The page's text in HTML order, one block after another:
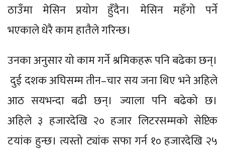
ठाउँमा मेसिन प्रयोग हुँदैन। मेसिन महँगो पर्ने
भएकाले धेरै काम हातैले गरिन्छ।
उनका अनुसार यो काम गर्ने श्रमिकहरू पनि बढेका छन्।
दुई दशक अघिसम्म तीन–चार सय जना थिए भने अहिले
आठ सयभन्दा बढी छन्। ज्याला पनि बढेको छ।
अहिले ३ हजारदेखि २० हजार लिटरसम्मको सेप्टिक
टयांक हुन्छ। त्यस्तो ट्यांक सफा गर्न १० हजारदेखि २५